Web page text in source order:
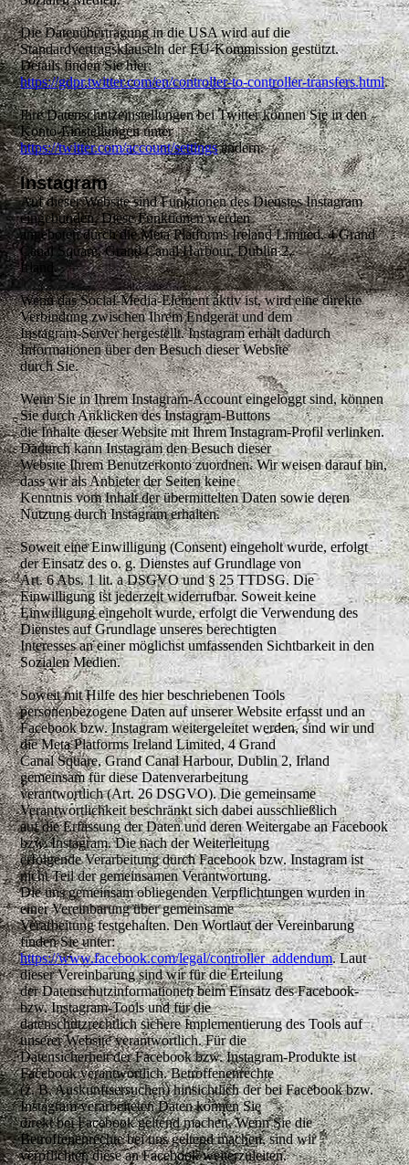
Die Datenübertragung in die USA wird auf die
Standardvertragsklauseln der EU-Kommission gestützt.
Details finden Sie hier:
https://gdpr.twitter.com/en/controller-to-controller-transfers.html.
Ihre Datenschutzeinstellungen bei Twitter können Sie in den
Konto-Einstellungen unter
https://twitter.com/account/settingsändern.
Instagram
Auf dieser Website sind Funktionen des Dienstes Instagram
eingebunden. Diese Funktionen werden
angeboten durch die Meta Platforms Ireland Limited, 4 Grand
Canal Square, Grand Canal Harbour, Dublin 2,
Irland.
Wenn das Social-Media-Element aktiv ist, wird eine direkte
Verbindung zwischen Ihrem Endgerät und dem
Instagram-Server hergestellt. Instagram erhält dadurch
Informationen über den Besuch dieser Website
durch Sie.
Wenn Sie in Ihrem Instagram-Account eingeloggt sind, können
Sie durch Anklicken des Instagram-Buttons
die Inhalte dieser Website mit Ihrem Instagram-Profil verlinken.
Dadurch kann Instagram den Besuch dieser
Website Ihrem Benutzerkonto zuordnen. Wir weisen darauf hin,
dass wir als Anbieter der Seiten keine
Kenntnis vom Inhalt der übermittelten Daten sowie deren
Nutzung durch Instagram erhalten.
Soweit eine Einwilligung (Consent) eingeholt wurde, erfolgt
der Einsatz des o. g. Dienstes auf Grundlage von
Art. 6 Abs. 1 lit. a DSGVO und § 25 TTDSG. Die
Einwilligung ist jederzeit widerrufbar. Soweit keine
Einwilligung eingeholt wurde, erfolgt die Verwendung des
Dienstes auf Grundlage unseres berechtigten
Interesses an einer möglichst umfassenden Sichtbarkeit in den
Sozialen Medien.
Soweit mit Hilfe des hier beschriebenen Tools
personenbezogene Daten auf unserer Website erfasst und an
Facebook bzw. Instagram weitergeleitet werden, sind wir und
die Meta Platforms Ireland Limited, 4 Grand
Canal Square, Grand Canal Harbour, Dublin 2, Irland
gemeinsam für diese Datenverarbeitung
verantwortlich (Art. 26 DSGVO). Die gemeinsame
Verantwortlichkeit beschränkt sich dabei ausschließlich
auf die Erfassung der Daten und deren Weitergabe an Facebook
bzw. Instagram. Die nach der Weiterleitung
erfolgende Verarbeitung durch Facebook bzw. Instagram ist
nicht Teil der gemeinsamen Verantwortung.
Die uns gemeinsam obliegenden Verpflichtungen wurden in
einer Vereinbarung über gemeinsame
Verarbeitung festgehalten. Den Wortlaut der Vereinbarung
finden Sie unter:
https://www.facebook.com/legal/controller_addendum. Laut
dieser Vereinbarung sind wir für die Erteilung
der Datenschutzinformationen beim Einsatz des Facebook-
bzw. Instagram-Tools und für die
datenschutzrechtlich sichere Implementierung des Tools auf
unserer Website verantwortlich. Für die
Datensicherheit der Facebook bzw. Instagram-Produkte ist
Facebook verantwortlich. Betroffenenrechte
(z. B. Auskunftsersuchen) hinsichtlich der bei Facebook bzw.
Instagram verarbeiteten Daten können Sie
direkt bei Facebook geltend machen. Wenn Sie die
Betroffenenrechte bei uns geltend machen, sind wir
verpflichtet, diese an Facebook weiterzuleiten.